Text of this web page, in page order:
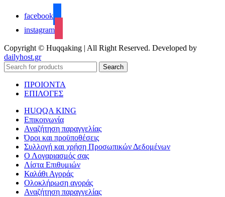
facebook
instagram
Copyright © Huqqaking | All Right Reserved. Developed by
dailyhost.gr
Search
ΠΡΟΙΟΝΤΑ
ΕΠΙΛΟΓΕΣ
HUQQA KING
Επικοινωνία
Αναζήτηση παραγγελίας
Όροι και προϋποθέσεις
Συλλογή και χρήση Προσωπικών Δεδομένων
Ο Λογαριασμός σας
Λίστα Επιθυμιών
Καλάθι Αγοράς
Ολοκλήρωση αγοράς
Αναζήτηση παραγγελίας